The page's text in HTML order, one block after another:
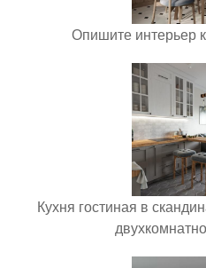
Опишите интерьер
Кухня гостиная в